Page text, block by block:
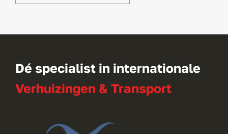
Dé specialist in internationale
Verhuizingen & Transport